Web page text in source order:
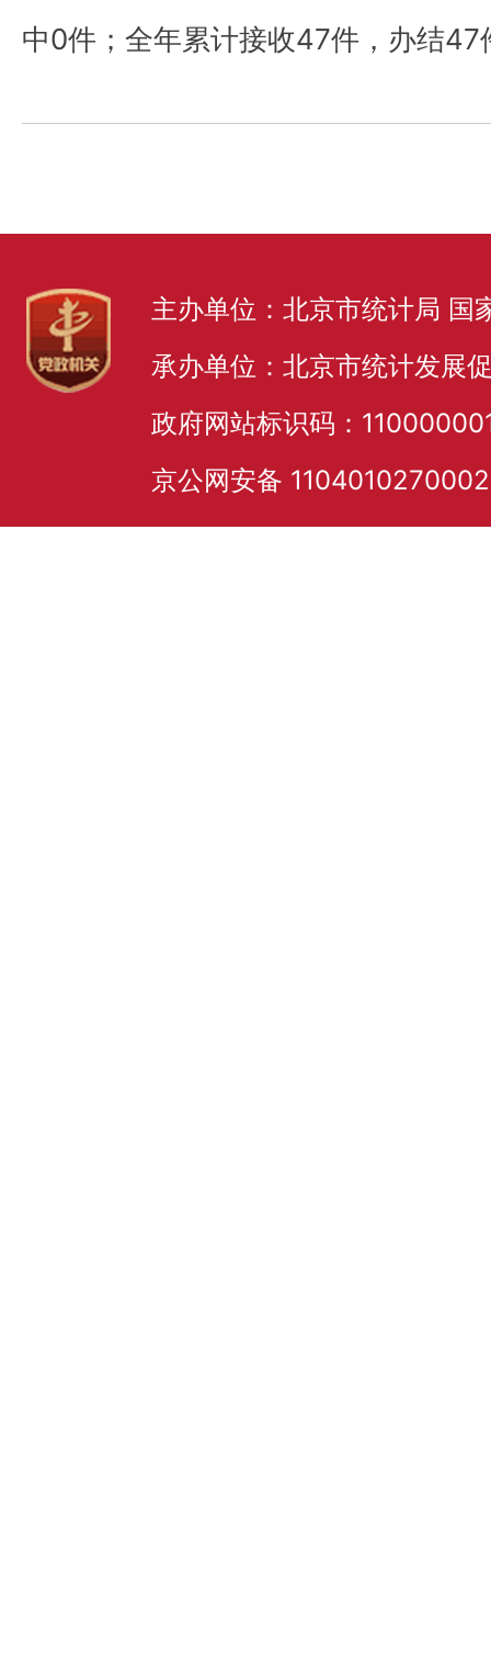
中0件；全年累计接收47件，办结47
主办单位：北京市统计局 国
承办单位：北京市统计发展
政府网站标识码：
京公网安备